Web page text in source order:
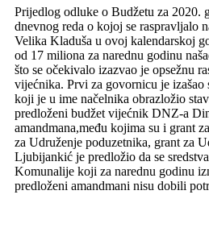
Prijedlog odluke o Budžetu za 2020.
dnevnog reda o kojoj se raspravljalo
Velika Kladuša u ovoj kalendarskoj
od 17 miliona za narednu godinu
što se očekivalo izazvao je opsežnu
vijećnika. Prvi za govornicu je
koji je u ime načelnika obrazložio
predloženi budžet vijećnik DNZ-a
amandmana,među kojima su i grant
za Udruženje poduzetnika, grant za
Ljubijankić je predložio da se
Komunalije koji za narednu godinu
predloženi amandmani nisu dobili